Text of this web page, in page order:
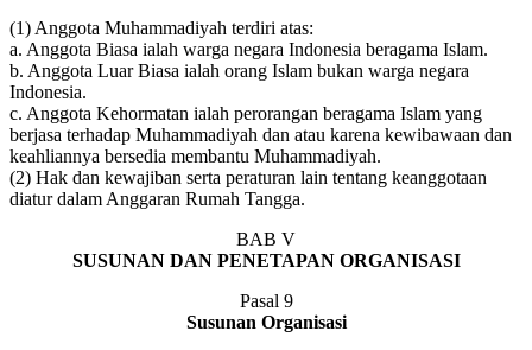
(1) Anggota Muhammadiyah terdiri atas:
a. Anggota Biasa ialah warga negara Indonesia beragama Islam.
b. Anggota Luar Biasa ialah orang Islam bukan warga negara
Indonesia.
c. Anggota Kehormatan ialah perorangan beragama Islam yang
berjasa terhadap Muhammadiyah dan atau karena kewibawaan dan
keahliannya bersedia membantu Muhammadiyah.
(2) Hak dan kewajiban serta peraturan lain tentang keanggotaan
diatur dalam Anggaran Rumah Tangga.
BAB V
SUSUNAN DAN PENETAPAN ORGANISASI
Pasal 9
Susunan Organisasi